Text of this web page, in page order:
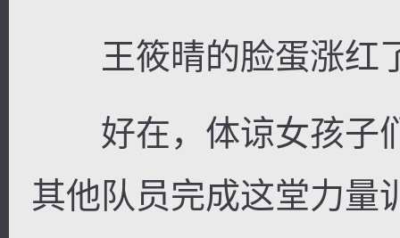
王筱晴的脸蛋涨红
好在，体谅女孩子
其他队员完成这堂力量